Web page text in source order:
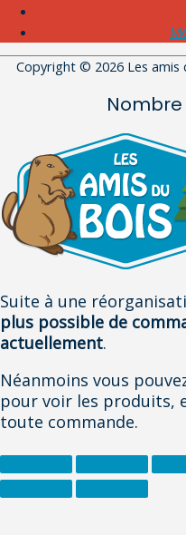
Copyright © 2026 Les amis
Nombre
Suite à une
plus possible de
actuellement.
Néanmoins vous
pour voir les produits,
toute commande.